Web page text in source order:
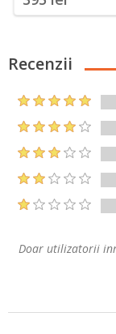
Recenzii
Doar utilizatorii